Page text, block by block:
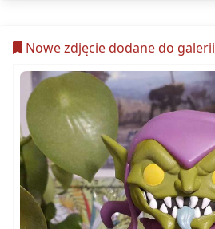
Nowe zdjęcie dodane do galerii